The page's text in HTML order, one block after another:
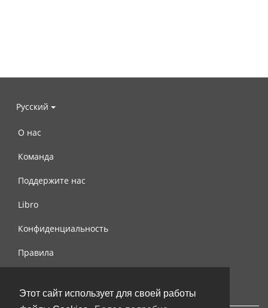
Этот сайт использует для своей работы
Русский
О нас
Команда
Поддержите нас
Libro
Конфиденциальность
Правила